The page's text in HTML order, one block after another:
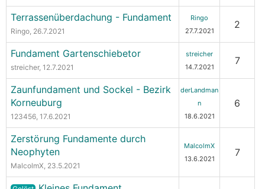
Terrassenüberdachung - Fundament
Ringo, 26.7.2021
Ringo
27.7.2021
2
Fundament Gartenschiebetor
streicher, 12.7.2021
streicher
14.7.2021
7
Zaunfundament und Sockel - Bezirk
Korneuburg
123456, 17.6.2021
derLandman
n
18.6.2021
6
Zerstörung Fundamente durch
Neophyten
MalcolmX, 23.5.2021
MalcolmX
13.6.2021
7